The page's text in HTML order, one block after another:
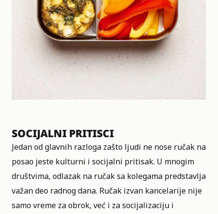
SOCIJALNI PRITISCI
Jedan od glavnih razloga zašto ljudi ne nose ručak na
posao jeste kulturni i socijalni pritisak. U mnogim
društvima, odlazak na ručak sa kolegama predstavlja
važan deo radnog dana. Ručak izvan kancelarije nije
samo vreme za obrok, već i za socijalizaciju i